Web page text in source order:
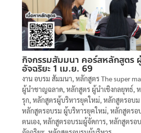
กิจกรรมสัมมนา คอร์สหลักสูตร
อัจฉริยะ 1 เม.ย. 69
งาน อบรม สัมมนา หลักสูตร The super
ผู้นำชาญฉลาด, หลักสูตร ผู้นำเชิงกลยุทธ์
รุก, หลักสูตรผู้บริหารยุคใหม่ หลักสูตรอบม
หลักสูตรอบรม ผู้บริหารยุคใหม่ หลักสูตรอ
ตนเอง, หลักสูตรอบรมผู้จัดการ หลักสูตรอ